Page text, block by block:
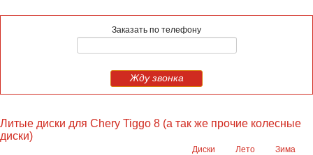
Заказать по телефону
Жду звонка
Литые диски для Chery Tiggo 8 (а так же прочие колесные
диски)
Диски Лето Зима